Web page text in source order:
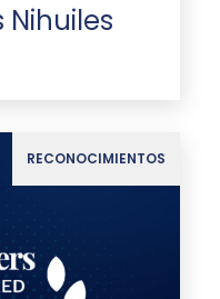
Nihuiles
RECONOCIMIENTOS